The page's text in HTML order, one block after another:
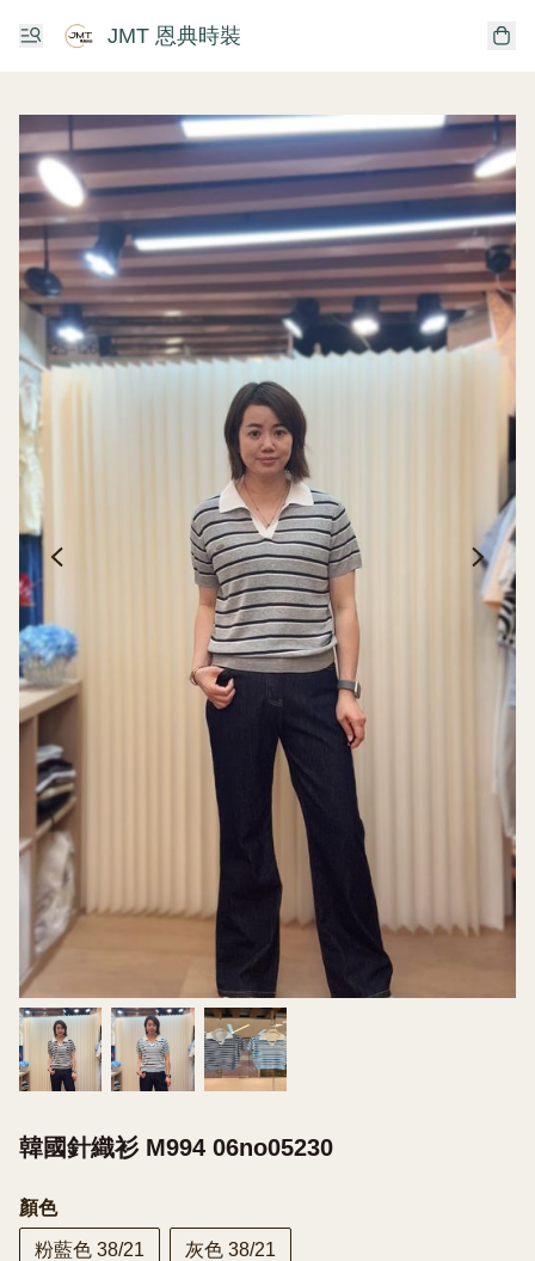
JMT 恩典時裝
韓國針織衫 M994 06no05230
顏色
粉藍色 38/21 灰色 38/21